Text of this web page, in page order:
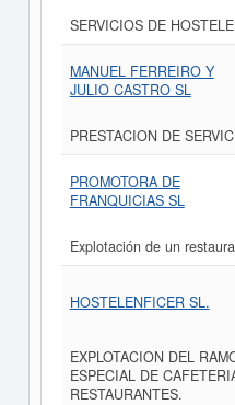
SERVICIOS DE
MANUEL FERREIRO Y
JULIO CASTRO SL
PRESTACION DE
PROMOTORA DE
FRANQUICIAS SL
Explotación de un
HOSTELENFICER SL.
EXPLOTACION DEL
ESPECIAL DE
RESTAURANTES.